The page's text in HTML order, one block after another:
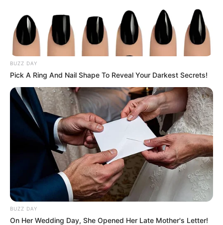
https://emcadernos.wordpress.com/
BUZZ DAY
Pick A Ring And Nail Shape To Reveal Your Darkest Secrets!
BUZZ DAY
On Her Wedding Day, She Opened Her Late Mother's Letter!